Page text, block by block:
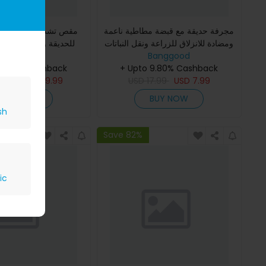
مقص تشذيب كهربائي
للحديقة والحواجز
9.80% Cashback
39.99
مجرفة حديقة مع قبضة مطاطية ناعمة
ومضادة للانزلاق للزراعة ونقل النباتات
وإزالة الأعشاب وتحريك وتسوية التربة
- هدية للحدائ
Banggood
+ Upto 9.80% Cashback
USD 7.99
BUY NOW
Save 82%